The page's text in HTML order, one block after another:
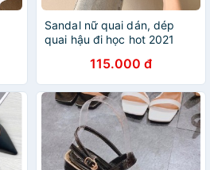
Sandal nữ quai dán, dép
quai hậu đi học hot 2021
115.000 đ